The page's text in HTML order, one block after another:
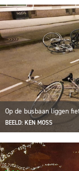
Op de busbaan liggen
BEELD: KEN MOSS